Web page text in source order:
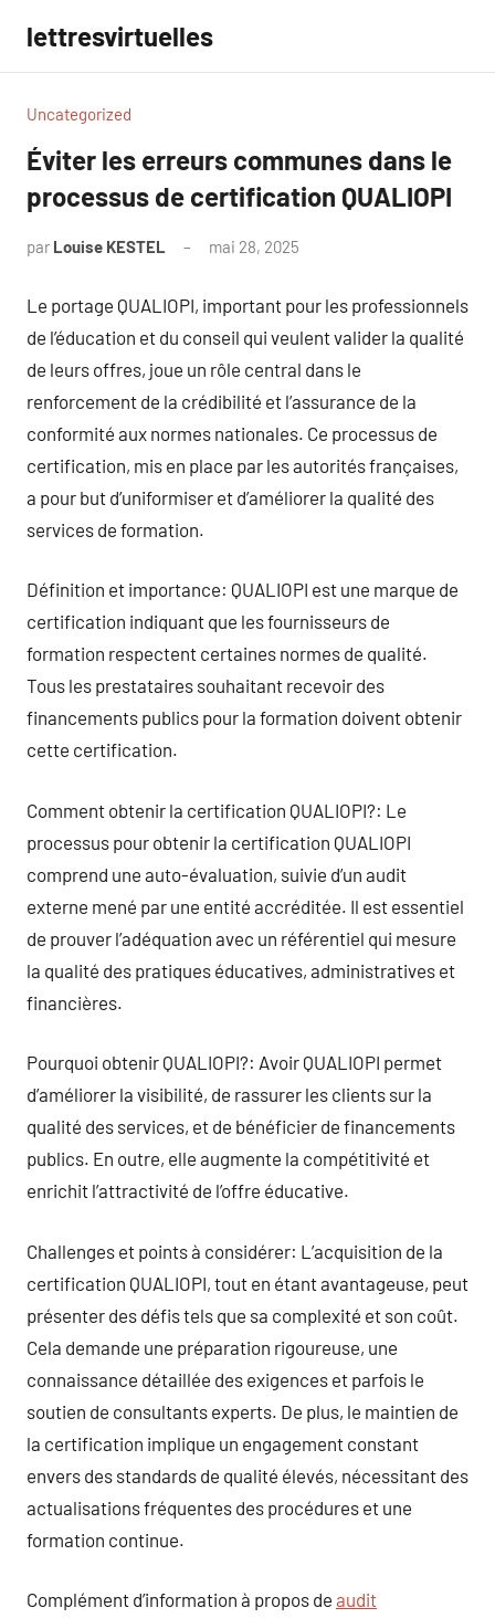
contenu
lettresvirtuelles
Uncategorized
Éviter les erreurs communes dans le
processus de certification QUALIOPI
par Louise KESTEL mai 28, 2025
Le portage QUALIOPI, important pour les professionnels
de l’éducation et du conseil qui veulent valider la qualité
de leurs offres, joue un rôle central dans le
renforcement de la crédibilité et l’assurance de la
conformité aux normes nationales. Ce processus de
certification, mis en place par les autorités françaises,
a pour but d’uniformiser et d’améliorer la qualité des
services de formation.
Définition et importance: QUALIOPI est une marque de
certification indiquant que les fournisseurs de
formation respectent certaines normes de qualité.
Tous les prestataires souhaitant recevoir des
financements publics pour la formation doivent obtenir
cette certification.
Comment obtenir la certification QUALIOPI?: Le
processus pour obtenir la certification QUALIOPI
comprend une auto-évaluation, suivie d’un audit
externe mené par une entité accréditée. Il est essentiel
de prouver l’adéquation avec un référentiel qui mesure
la qualité des pratiques éducatives, administratives et
financières.
Pourquoi obtenir QUALIOPI?: Avoir QUALIOPI permet
d’améliorer la visibilité, de rassurer les clients sur la
qualité des services, et de bénéficier de financements
publics. En outre, elle augmente la compétitivité et
enrichit l’attractivité de l’offre éducative.
Challenges et points à considérer: L’acquisition de la
certification QUALIOPI, tout en étant avantageuse, peut
présenter des défis tels que sa complexité et son coût.
Cela demande une préparation rigoureuse, une
connaissance détaillée des exigences et parfois le
soutien de consultants experts. De plus, le maintien de
la certification implique un engagement constant
envers des standards de qualité élevés, nécessitant des
actualisations fréquentes des procédures et une
formation continue.
Complément d’information à propos de audit